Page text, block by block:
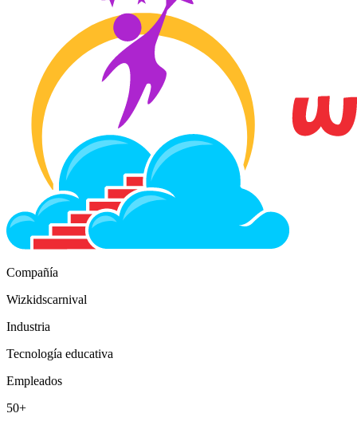
Compañía
Wizkidscarnival
Industria
Tecnología educativa
Empleados
50+